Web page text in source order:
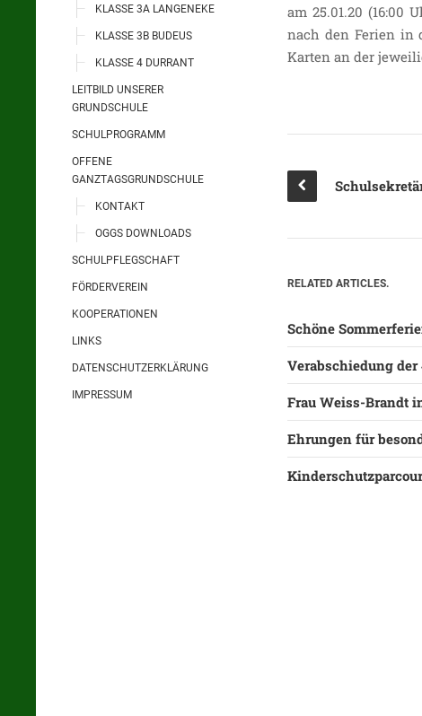
KLASSE 3A LANGENEKE
KLASSE 3B BUDEUS
KLASSE 4 DURRANT
LEITBILD UNSERER
GRUNDSCHULE
SCHULPROGRAMM
OFFENE
GANZTAGSGRUNDSCHULE
KONTAKT
OGGS DOWNLOADS
SCHULPFLEGSCHAFT
FÖRDERVEREIN
KOOPERATIONEN
LINKS
DATENSCHUTZERKLÄRUNG
IMPRESSUM
am 25.01.20 (16:00
nach den Ferien in
Karten an der
RELATED ARTICLES.
Schöne
Verabschiedung der
Frau Weiss-Brandt
Ehrungen für